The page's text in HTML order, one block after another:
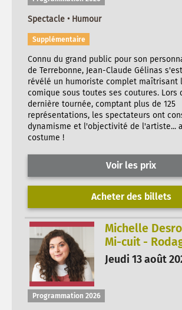
Spectacle • Humour
Supplémentaire
Connu du grand public pour son
de Terrebonne, Jean-Claude Gélinas
révélé un humoriste complet maîtrisant
comique sous toutes ses coutures. Lors
dernière tournée, comptant plus de 125
représentations, les spectateurs ont
dynamisme et l'objectivité de l'artiste...
costume !
Voir les prix
Acheter des billets
Michelle
Mi-cuit -
Jeudi 13 août
Programmation 2026